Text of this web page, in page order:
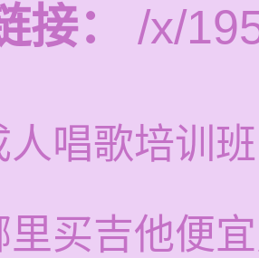
接：
/x/
人唱歌培训班
里买吉他便